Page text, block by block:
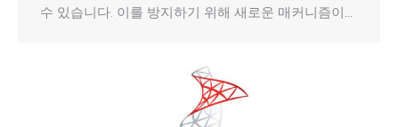
수 있습니다. 이를 방지하기 위해 새로운 매커니즘이…